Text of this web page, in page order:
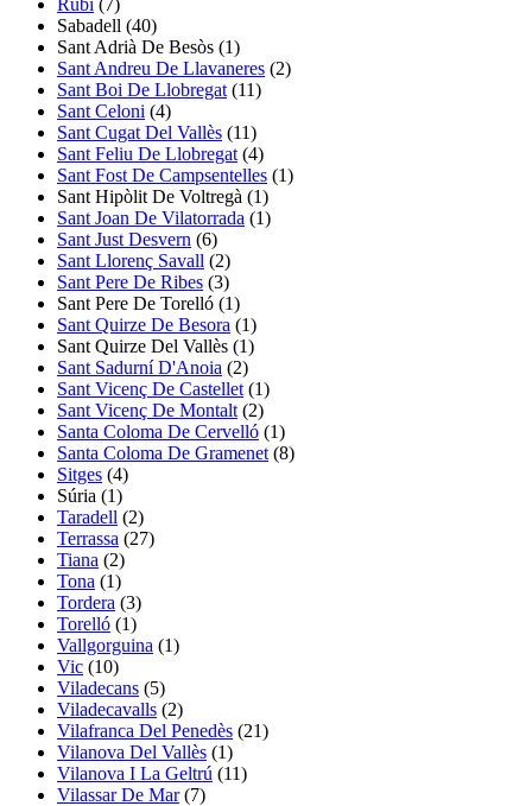
Rubí(7)
Sabadell (40)
Sant Adrià De Besòs (1)
Sant Andreu De Llavaneres (2)
Sant Boi De Llobregat (11)
Sant Celoni (4)
Sant Cugat Del Vallès (11)
Sant Feliu De Llobregat (4)
Sant Fost De Campsentelles (1)
Sant Hipòlit De Voltregà (1)
Sant Joan De Vilatorrada (1)
Sant Just Desvern (6)
Sant Llorenç Savall (2)
Sant Pere De Ribes (3)
Sant Pere De Torelló (1)
Sant Quirze De Besora (1)
Sant Quirze Del Vallès (1)
Sant Sadurní D'Anoia (2)
Sant Vicenç De Castellet (1)
Sant Vicenç De Montalt (2)
Santa Coloma De Cervelló (1)
Santa Coloma De Gramenet (8)
Sitges (4)
Súria (1)
Taradell (2)
Terrassa (27)
Tiana (2)
Tona (1)
Tordera (3)
Torelló (1)
Vallgorguina (1)
Vic (10)
Viladecans (5)
Viladecavalls (2)
Vilafranca Del Penedès (21)
Vilanova Del Vallès (1)
Vilanova I La Geltrú (11)
Vilassar De Mar(7)